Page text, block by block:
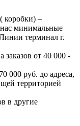
коробки) –
минимальные
терминал г.
заказов от 40 000 -
000 руб. до адреса,
территорией
в другие